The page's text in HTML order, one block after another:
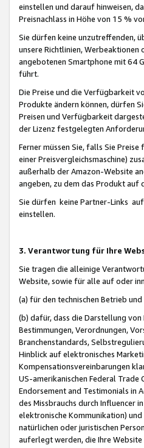
einstellen und darauf hinweisen,
Preisnachlass in Höhe von 15 %
Sie dürfen keine unzutreffenden,
unsere Richtlinien,
angebotenen Smartphone mit 64
führt.
Die Preise und die Verfügbarkeit
Produkte ändern können, dürfen
Preisen und Verfügbarkeit
der Lizenz festgelegten
Ferner müssen Sie, falls Sie
einer Preisvergleichsmaschine)
außerhalb der Amazon-Website
angeben, zu dem das Produkt auf
Sie dürfen keine Partner-Links
einstellen.
3. Verantwortung für Ihre
Sie tragen die alleinige
Website, sowie für alle auf oder
(a) für den technischen Betrieb
(b) dafür, dass die Darstellung
Bestimmungen, Verordnungen,
Branchenstandards,
Hinblick auf elektronisches
Kompensationsvereinbarungen
US-amerikanischen Federal Trade
Endorsement and Testimonials in
des Missbrauchs durch Influencer
elektronische Kommunikation)
natürlichen oder juristischen
auferlegt werden, die Ihre